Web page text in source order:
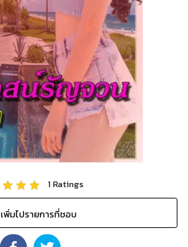
1Ratings
เพิ่มไปรายการที่ชอบ